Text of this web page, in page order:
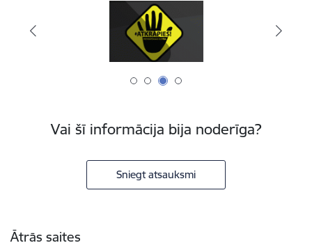
Vai šī informācija bija noderīga?
Sniegt atsauksmi
Ātrās saites